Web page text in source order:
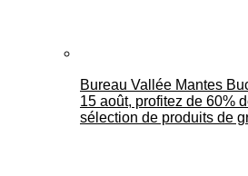
Bureau Vallée Mantes
15 août, profitez de 60%
sélection de produits de